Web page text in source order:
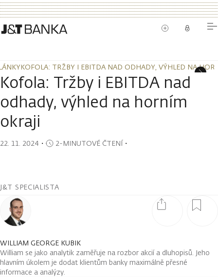
KOFOLA: TRŽBY I EBITDA NAD ODHADY, VÝHLED NA
KOFOLA: TRŽBY I EBITDA NAD ODHADY, VÝHLED NA
Kofola: Tržby i EBITDA nad
odhady, výhled na horním
okraji
22. 11. 2024 ・ 2-MINUTOVÉ ČTENÍ・
J&T SPECIALISTA
WILLIAM GEORGE KUBIK
William se jako analytik zaměřuje na rozbor akcií a dluhopisů. Jeho
hlavním úkolem je dodat klientům banky maximálně přesné
informace a analýzy.